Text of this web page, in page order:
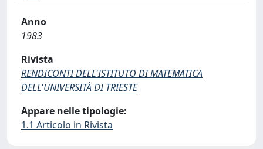
Anno
1983
Rivista
RENDICONTI DELL'ISTITUTO DI MATEMATICA
DELL'UNIVERSITÀ DI TRIESTE
Appare nelle tipologie:
1.1 Articolo in Rivista